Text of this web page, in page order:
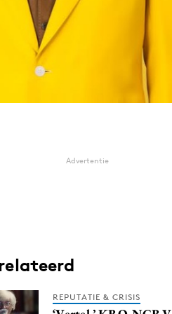
Advertentie
REPUTATIE & CRISIS